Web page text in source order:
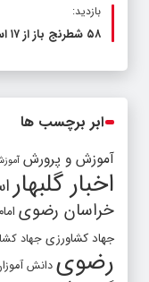
بازدید:
۵۸ شطرنج‌ باز از ۱۷ استان در حال رقابت در گلمکان
ابر برچسب ها
آموزش و پرورش
اخبار گلبهار
خراسان رضوی
جهاد کشاورزی جهاد
رضوی دانش